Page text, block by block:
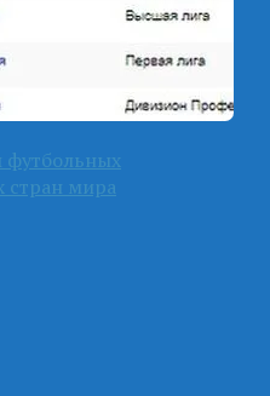
стран мира